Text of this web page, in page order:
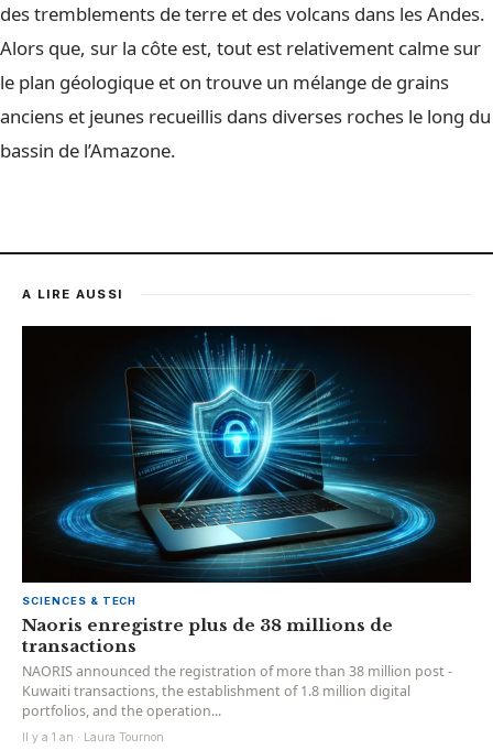
des tremblements de terre et des volcans dans les Andes.
Alors que, sur la côte est, tout est relativement calme sur
le plan géologique et on trouve un mélange de grains
anciens et jeunes recueillis dans diverses roches le long du
bassin de l’Amazone.
A LIRE AUSSI
SCIENCES & TECH
Naoris enregistre plus de 38 millions de
transactions
NAORIS announced the registration of more than 38 million post -
Kuwaiti transactions, the establishment of 1.8 million digital
portfolios, and the operation...
Il y a 1 an · Laura Tournon